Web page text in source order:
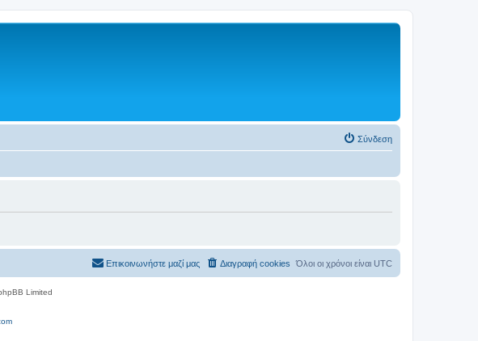
Σύνδεση
Όλοι οι χρόνοι είναι UTC
Διαγραφή cookies
Επικοινωνήστε μαζί μας
Limited